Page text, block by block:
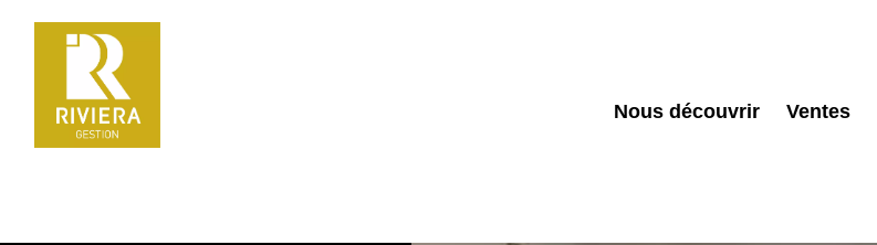
Nous découvrir Ventes